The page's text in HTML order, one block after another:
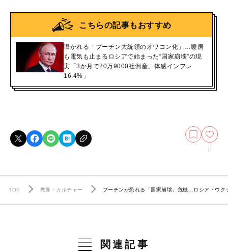
こちらの記事もおすすめ
囁かれる「プーチン大統領のオワコン化」…暖房
も電気も止まるロシアで始まった“国家崩壊”の現
実「3か月で20万9000社倒産、体感インフレ
16.4%」
11
TOP 教養・カルチャー プーチンが恐れる「国家崩壊」危機…ロシア・ウク
関連記事